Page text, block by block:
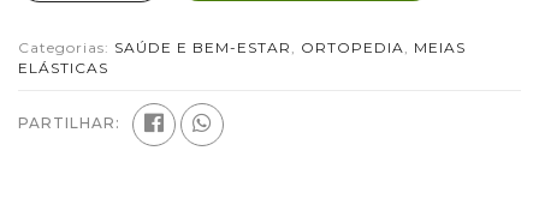
Categorias: SAÚDE E BEM-ESTAR , ORTOPEDIA, MEIAS
ELÁSTICAS
PARTILHAR: